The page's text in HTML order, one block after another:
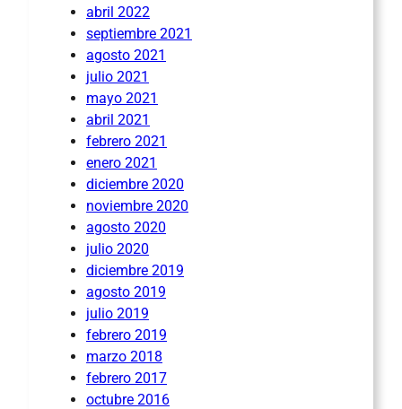
abril 2022
septiembre 2021
agosto 2021
julio 2021
mayo 2021
abril 2021
febrero 2021
enero 2021
diciembre 2020
noviembre 2020
agosto 2020
julio 2020
diciembre 2019
agosto 2019
julio 2019
febrero 2019
marzo 2018
febrero 2017
octubre 2016